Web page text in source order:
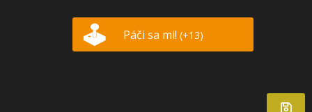
Páči sa mi! (+13)